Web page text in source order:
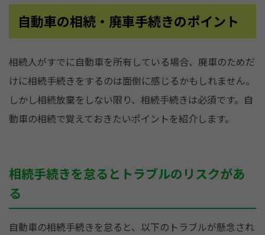
自動車の相続・廃車手続きのポイント
相続人がすでに自動車を所有している場合、廃車のためだ
けに相続手続きをするのは面倒に感じるかもしれません。
しかし相続放棄をしない限り、相続手続きは必須です。自
動車の相続で覚えておきたいポイントを紹介します。
相続手続きを怠るとトラブルのリスクがあ
る
自動車の相続手続きを怠ると、以下のトラブルが懸念され